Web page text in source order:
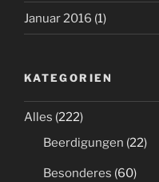
Januar 2016 (1)
KATEGORIEN
Alles (222)
Beerdigungen (22)
Besonderes (60)